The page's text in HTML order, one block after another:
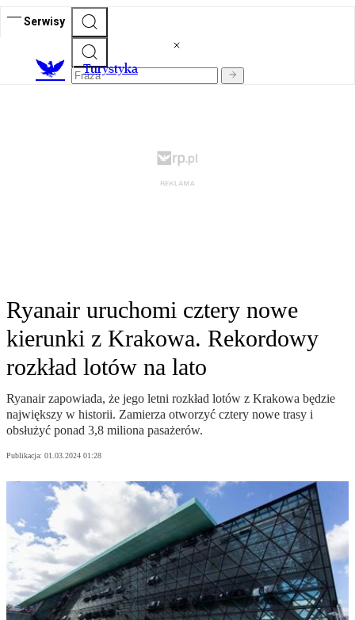
Serwisy
Turystyka
Ryanair uruchomi cztery nowe
kierunki z Krakowa. Rekordowy
rozkład lotów na lato
Ryanair zapowiada, że jego letni rozkład lotów z Krakowa będzie
największy w historii. Zamierza otworzyć cztery nowe trasy i
obsłużyć ponad 3,8 miliona pasażerów.
Publikacja: 01.03.2024 01:28